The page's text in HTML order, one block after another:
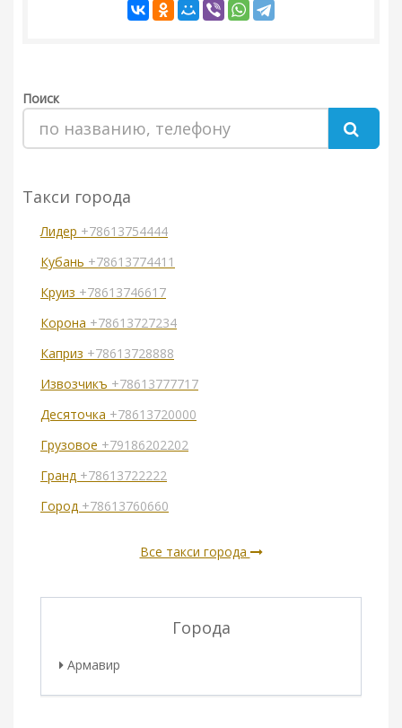
Поиск
Такси города
Лидер +78613754444
Кубань +78613774411
Круиз +78613746617
Корона +78613727234
Каприз +78613728888
Извозчикъ +78613777717
Десяточка +78613720000
Грузовое +79186202202
Гранд +78613722222
Город +78613760660
Все такси города
Города
Армавир